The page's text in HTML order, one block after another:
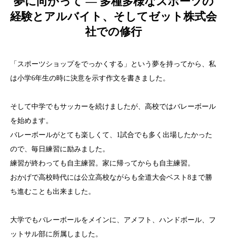
経験とアルバイト、そしてゼット株式会
社での修行
「スポーツショップをでっかくする」という夢を持ってから、私
は小学6年生の時に決意を示す作文を書きました。
そして中学でもサッカーを続けましたが、高校ではバレーボール
を始めます。
バレーボールがとても楽しくて、1試合でも多く出場したかった
ので、毎日練習に励みました。
練習が終わっても自主練習。家に帰ってからも自主練習。
おかげで高校時代には公立高校ながらも全道大会ベスト8まで勝
ち進むことも出来ました。
大学でもバレーボールをメインに、アメフト、ハンドボール、フ
ットサル部に所属しました。